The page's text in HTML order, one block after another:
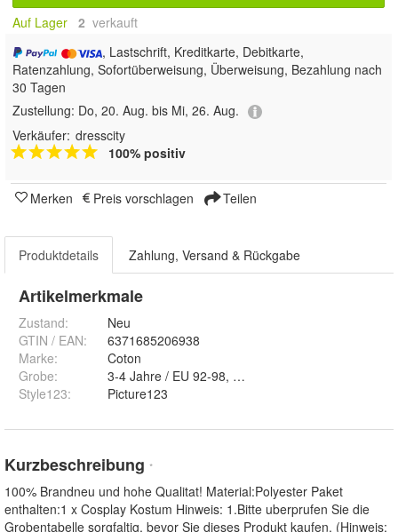
Auf Lager 2 verkauft
, Lastschrift, Kreditkarte, Debitkarte,
Ratenzahlung, Sofortüberweisung, Überweisung, Bezahlung nach
30 Tagen
Zustellung: Do, 20. Aug. bis Mi, 26. Aug.
Verkäufer: dresscity
100% positiv
Merken Preis vorschlagen Teilen
Produktdetails Zahlung, Versand & Rückgabe
Artikelmerkmale
Zustand:
Neu
GTIN / EAN:
6371685206938
Marke:
Coton
Grobe:
3-4 Jahre / EU 92-98, 5-6 Jahre / EU 110-116, 7-
Style123: Picture123
Kurzbeschreibung *
100% Brandneu und hohe Qualitat! Material:Polyester Paket
enthalten:1 x Cosplay Kostum Hinweis: 1.Bitte uberprufen Sie die
Grobentabelle sorgfaltig, bevor Sie dieses Produkt kaufen. (Hinweis: